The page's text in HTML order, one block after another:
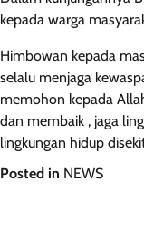
kepada warga
Himbowan kepada
selalu menjaga
memohon kepada
dan membaik , jaga
lingkungan hidup
Posted in NEWS